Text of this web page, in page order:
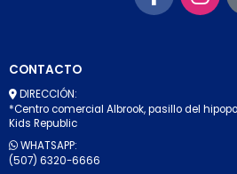
CONTACTO
DIRECCIÓN:
*Centro comercial Albrook, pasillo del
Kids Republic
WHATSAPP:
(507) 6320-6666